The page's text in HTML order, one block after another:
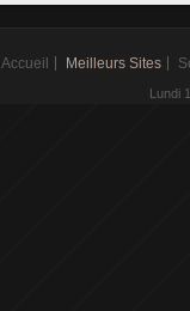
Accueil Meilleurs Sites
Lundi